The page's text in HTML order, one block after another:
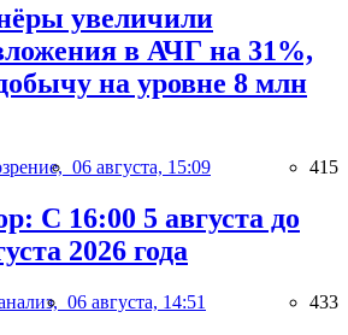
увеличили
в АЧГ на 31%,
на уровне 8 млн
06 августа, 15:09 415
С 16:00 5 августа до
2026 года
06 августа, 14:51 433